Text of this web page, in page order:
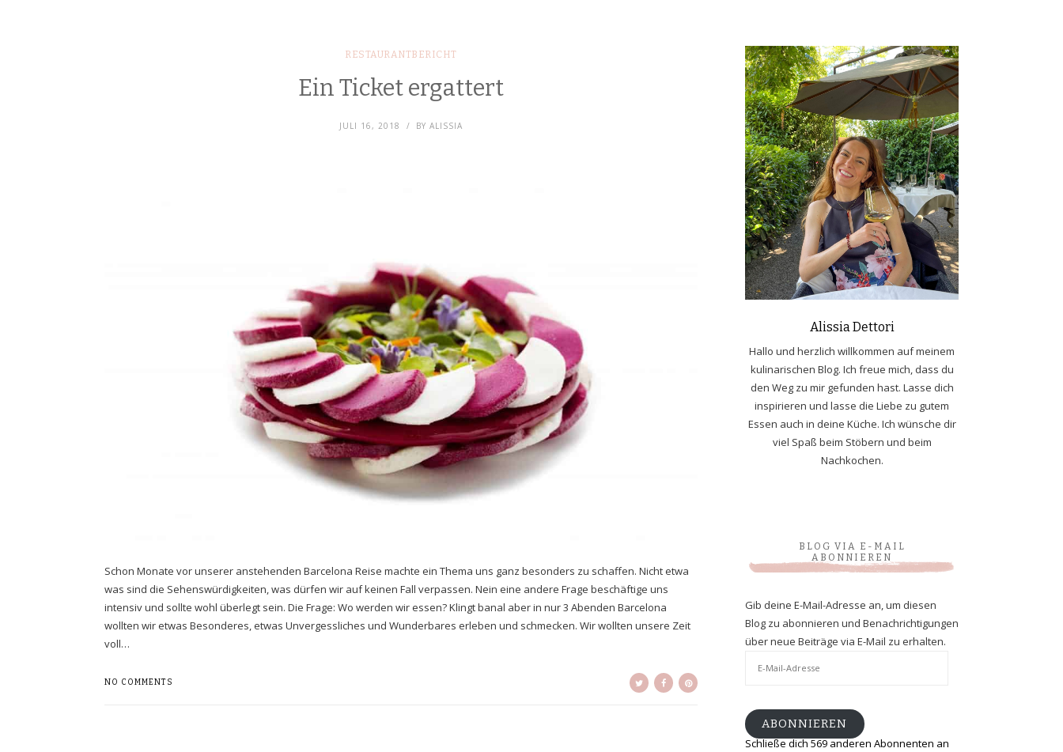
RESTAURANTBERICHT
Ein Ticket ergattert
JULI 16, 2018 BY ALISSIA
Schon Monate vor unserer anstehenden Barcelona Reise machte ein Thema uns ganz besonders zu schaffen. Nicht etwa
was sind die Sehenswürdigkeiten, was dürfen wir auf keinen Fall verpassen. Nein eine andere Frage beschäftige uns
intensiv und sollte wohl überlegt sein. Die Frage: Wo werden wir essen? Klingt banal aber in nur 3 Abenden Barcelona
wollten wir etwas Besonderes, etwas Unvergessliches und Wunderbares erleben und schmecken. Wir wollten unsere Zeit
voll…
NO COMMENTS
Alissia Dettori
Hallo und herzlich willkommen auf meinem
kulinarischen Blog. Ich freue mich, dass du
den Weg zu mir gefunden hast. Lasse dich
inspirieren und lasse die Liebe zu gutem
Essen auch in deine Küche. Ich wünsche dir
viel Spaß beim Stöbern und beim
Nachkochen.
BLOG VIA E-MAIL
ABONNIEREN
Gib deine E-Mail-Adresse an, um diesen
Blog zu abonnieren und Benachrichtigungen
über neue Beiträge via E-Mail zu erhalten.
ABONNIEREN
Schließe dich 569 anderen Abonnenten an